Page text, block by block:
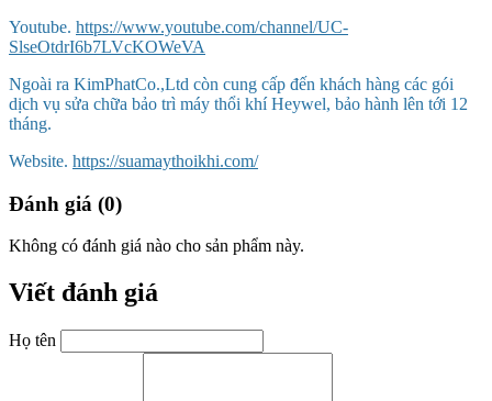
Youtube. https://www.youtube.com/channel/UC-
SlseOtdrI6b7LVcKOWeVA
Ngoài ra KimPhatCo.,Ltd còn cung cấp đến khách hàng các gói
dịch vụ sửa chữa bảo trì máy thổi khí Heywel, bảo hành lên tới 12
tháng.
Website. https://suamaythoikhi.com/
Đánh giá (0)
Không có đánh giá nào cho sản phẩm này.
Viết đánh giá
Họ tên